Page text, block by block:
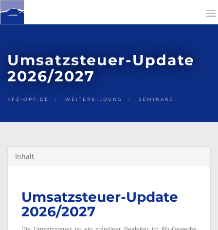
Umsatzsteuer-Update
2026/2027
KFZ-OPF.DE WEITERBILDUNG SEMINARE
Inhalt
Umsatzsteuer-Update
2026/2027